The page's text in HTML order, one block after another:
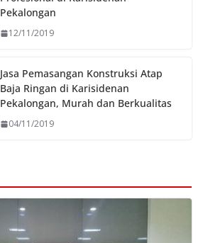
Pekalongan
12/11/2019
Jasa Pemasangan Konstruksi Atap
Baja Ringan di Karisidenan
Pekalongan, Murah dan Berkualitas
04/11/2019